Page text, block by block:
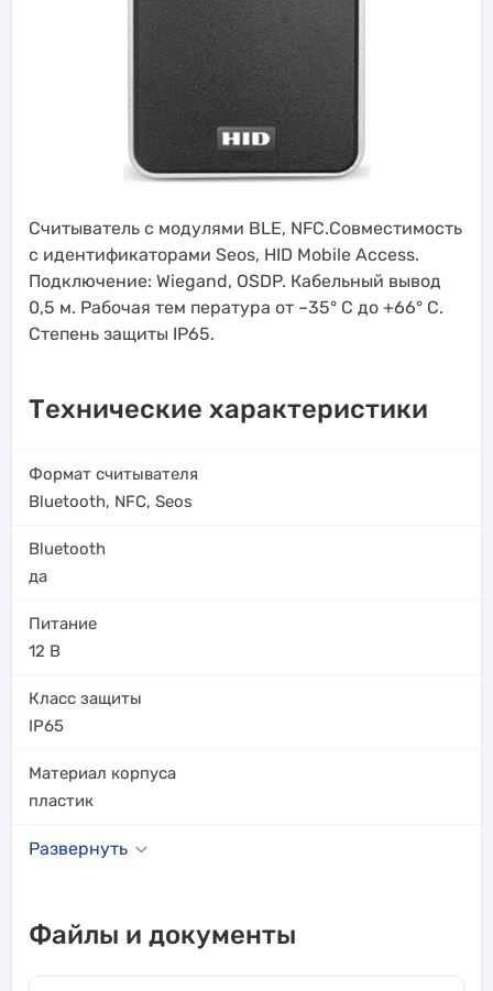
Считыватель с модулями BLE, NFC.Совместимость
с идентификаторами Seos, HID Mobile Access.
Подключение: Wiegand, OSDP. Кабельный вывод
0,5 м. Рабочая тем пература от –35° C до +66° C.
Степень защиты IP65.
Технические характеристики
Формат считывателя
Bluetooth, NFC, Seos
Bluetooth
да
Питание
12 В
Класс защиты
IP65
Материал корпуса
пластик
Развернуть
Файлы и документы